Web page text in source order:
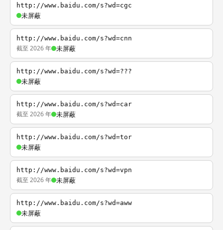
http://www.baidu.com/s?wd=cgc
未屏蔽
http://www.baidu.com/s?wd=cnn
截至 2026 年 未屏蔽
http://www.baidu.com/s?wd=???
未屏蔽
http://www.baidu.com/s?wd=car
截至 2026 年 未屏蔽
http://www.baidu.com/s?wd=tor
未屏蔽
http://www.baidu.com/s?wd=vpn
截至 2026 年 未屏蔽
http://www.baidu.com/s?wd=aww
未屏蔽